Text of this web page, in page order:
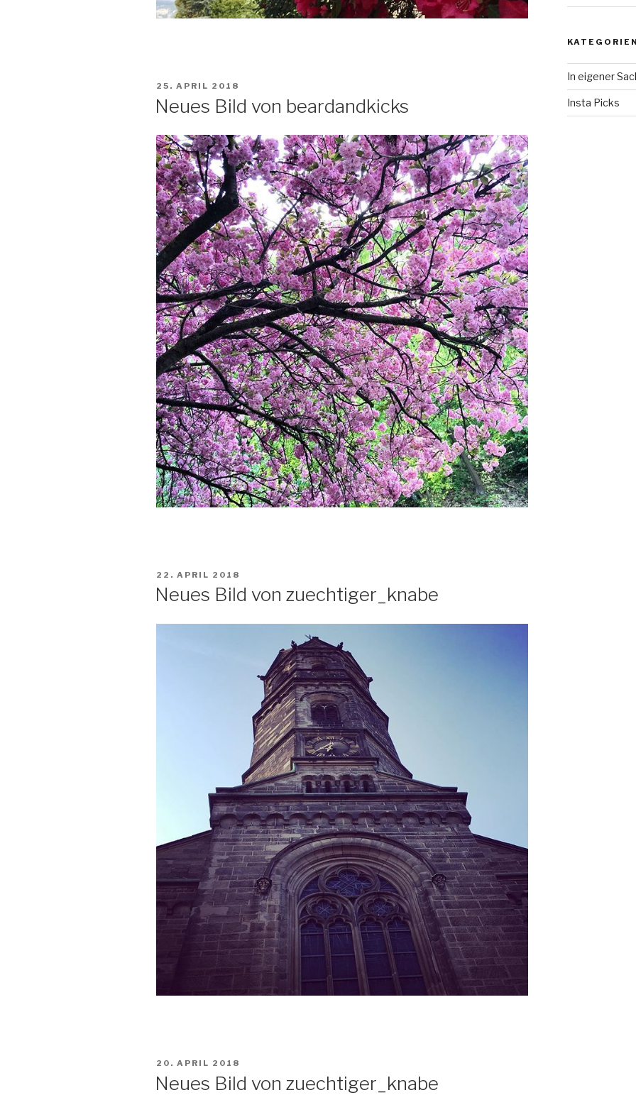
VERÖFFENTLICHT
AM
25. APRIL 2018
Neues Bild von beardandkicks
VERÖFFENTLICHT
AM
22. APRIL 2018
Neues Bild von zuechtiger_knabe
VERÖFFENTLICHT
AM
20. APRIL 2018
Neues Bild von zuechtiger_knabe
KATEGORIEN
In eigener
Insta Picks